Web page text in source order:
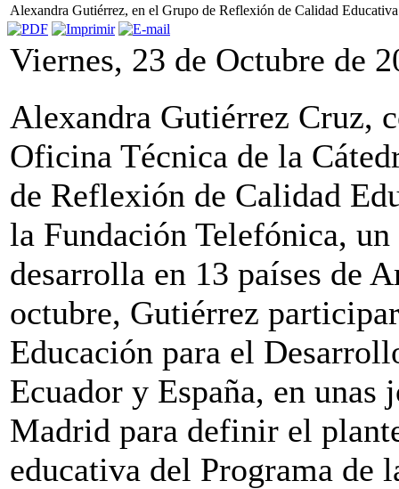
Alexandra Gutiérrez, en el Grupo de Reflexión de Calidad
Viernes, 23 de Octubre de
Alexandra Gutiérrez Cruz,
Oficina Técnica de la
de Reflexión de Calidad
la Fundación Telefónica,
desarrolla en 13 países de
octubre, Gutiérrez
Educación para el
Ecuador y España, en unas
Madrid para definir el
educativa del Programa de